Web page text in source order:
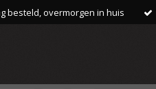
besteld, overmorgen in huis